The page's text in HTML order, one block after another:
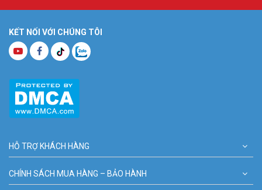
KẾT NỐI VỚI CHÚNG TÔI
HỖ TRỢ KHÁCH HÀNG
CHÍNH SÁCH MUA HÀNG – BẢO HÀNH